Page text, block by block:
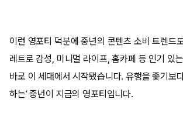
이런 영포티 덕분에 중년의 콘텐츠 소비 트렌드
레트로 감성, 미니멀 라이프, 홈카페 등 인기 있
바로 이 세대에서 시작됐습니다. 유행을 좇기보
하는’ 중년이 지금의 영포티입니다.